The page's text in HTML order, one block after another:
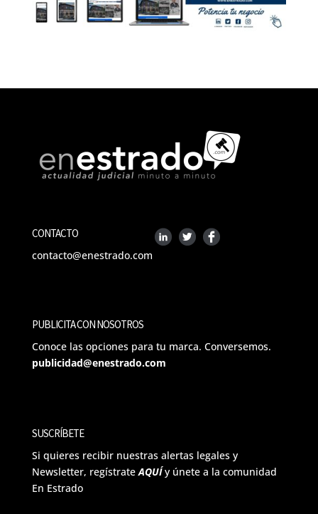
CONTACTO
contacto@enestrado.com
PUBLICITA CON NOSOTROS
Conoce las opciones para tu marca. Conversemos.
publicidad@enestrado.com
SUSCRÍBETE
Si quieres recibir nuestras alertas legales y
Newsletter, regístrateAQUÍ y únete a la comunidad
En Estrado